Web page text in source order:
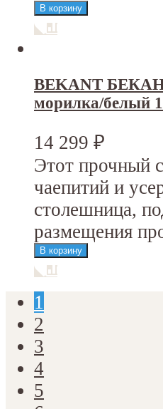
BEKANT
морилка/белый
14 299 ₽
Этот прочный
чаепитий и
столешница,
размещения
1
2
3
4
5